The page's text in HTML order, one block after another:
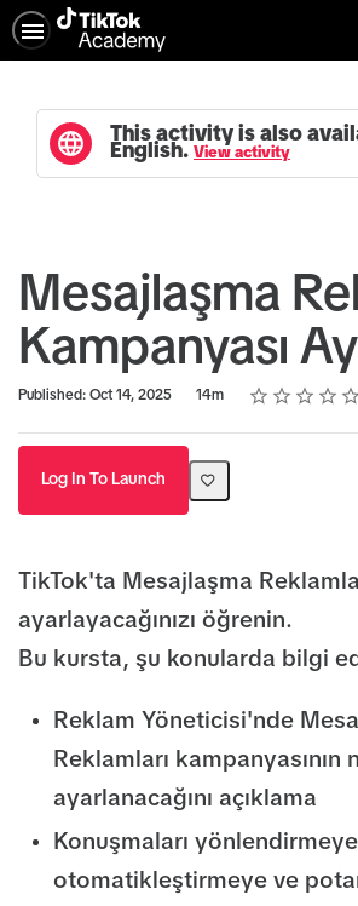
This activity is also
English. View activity
Mesajlaşma
Kampanyası
Published: Oct 14, 2025
Duration 14m Rating
1 star
2 stars
3 stars
4 stars
5 stars
Average rating: 0
No reviews
Log In To Launch
TikTok'ta Mesajlaşma
ayarlayacağınızı öğrenin.
Bu kursta, şu konularda bilgi
Reklam Yöneticisi'nde
Reklamları kampanyasının
ayarlanacağını açıklama
Konuşmaları
otomatikleştirmeye ve